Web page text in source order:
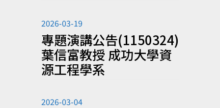
2026-03-19
專題演講公告(1150324)
葉信富教授 成功大學資
源工程學系
2026-03-04